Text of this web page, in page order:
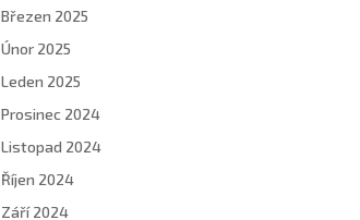
Březen 2025
Únor 2025
Leden 2025
Prosinec 2024
Listopad 2024
Říjen 2024
Září 2024